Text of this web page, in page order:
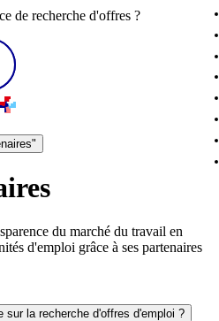
de recherche d'offres ?
du marché du travail en
d'emploi grâce à ses partenaires
sur la recherche d'offres d'emploi ?